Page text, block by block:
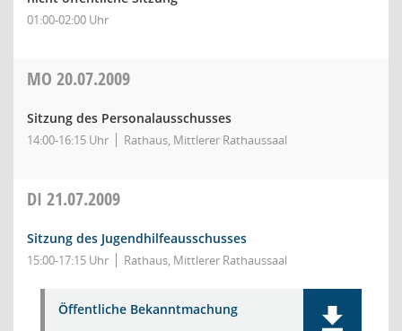
01:00-02:00 Uhr
MO 20.07.2009
Sitzung des Personalausschusses
14:00-16:15 Uhr Rathaus, Mittlerer Rathaussaal
DI 21.07.2009
Sitzung des Jugendhilfeausschusses
15:00-17:15 Uhr Rathaus, Mittlerer Rathaussaal
Öffentliche Bekanntmachung